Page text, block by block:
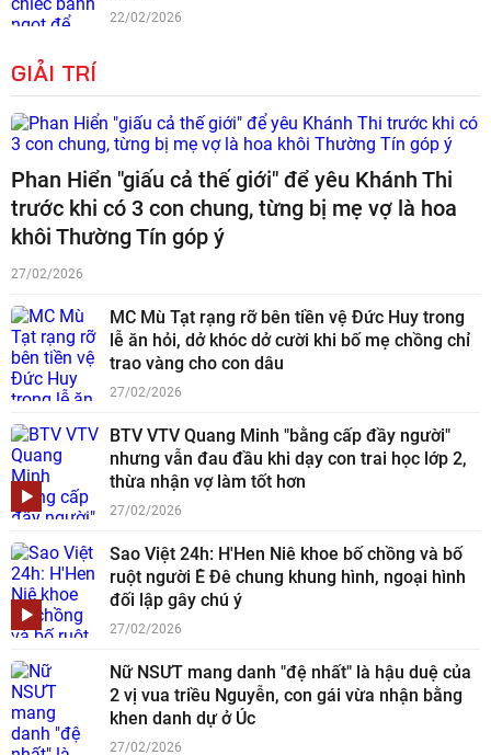
22/02/2026
GIẢI TRÍ
Phan Hiển "giấu cả thế giới" để yêu Khánh Thi
trước khi có 3 con chung, từng bị mẹ vợ là hoa
khôi Thường Tín góp ý
27/02/2026
MC Mù Tạt rạng rỡ bên tiền vệ Đức Huy trong
lễ ăn hỏi, dở khóc dở cười khi bố mẹ chồng chỉ
trao vàng cho con dâu
27/02/2026
BTV VTV Quang Minh "bằng cấp đầy người"
nhưng vẫn đau đầu khi dạy con trai học lớp 2,
thừa nhận vợ làm tốt hơn
27/02/2026
Sao Việt 24h: H'Hen Niê khoe bố chồng và bố
ruột người Ê Đê chung khung hình, ngoại hình
đối lập gây chú ý
27/02/2026
Nữ NSƯT mang danh "đệ nhất" là hậu duệ của
2 vị vua triều Nguyễn, con gái vừa nhận bằng
khen danh dự ở Úc
27/02/2026